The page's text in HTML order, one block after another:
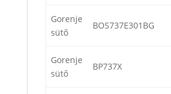
Gorenje
sütő
BOS737E301BG
Gorenje
sütő
BP737X